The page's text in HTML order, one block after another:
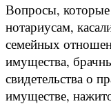
Вопросы, которые
нотариусам,
семейных
имущества,
свидетельства о
имуществе,